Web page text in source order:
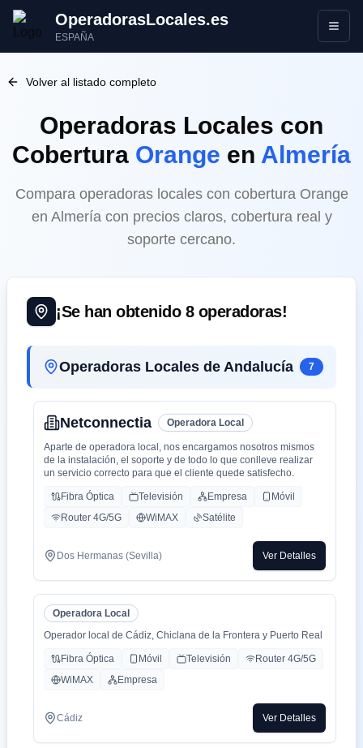
OperadorasLocales.es
ESPAÑA Abrir
Volver al listado completo
Operadoras Locales con
Cobertura Orange en Almería
Compara operadoras locales con cobertura Orange
en Almería con precios claros, cobertura real y
soporte cercano.
¡Se han obtenido 8operadoras!
Operadoras Locales de Andalucía 7
Netconnectia Operadora Local
Aparte de operadora local, nos encargamos nosotros mismos
de la instalación, el soporte y de todo lo que conlleve realizar
un servicio correcto para que el cliente quede satisfecho.
Fibra Óptica Televisión Empresa
Móvil
Router 4G/5G
WiMAX Satélite
Dos Hermanas (Sevilla) Ver Detalles
Operadora Local
Operador local de Cádiz, Chiclana de la Frontera y Puerto Real
Fibra Óptica Móvil Televisión
Router 4G/5G
WiMAX
Empresa
Cádiz Ver Detalles